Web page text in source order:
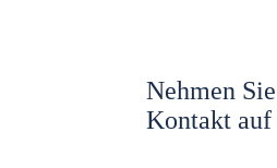
Nehmen Sie
Kontakt auf